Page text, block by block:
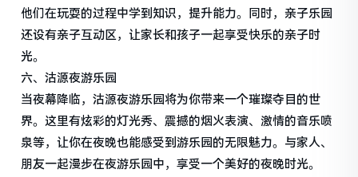
他们在玩耍的过程中学到知识，提升能力。同时，亲子乐园
还设有亲子互动区，让家长和孩子一起享受快乐的亲子时
光。
六、沽源夜游乐园
当夜幕降临，沽源夜游乐园将为你带来一个璀璨夺目的世
界。这里有炫彩的灯光秀、震撼的烟火表演、激情的音乐喷
泉等，让你在夜晚也能感受到游乐园的无限魅力。与家人、
朋友一起漫步在夜游乐园中，享受一个美好的夜晚时光。